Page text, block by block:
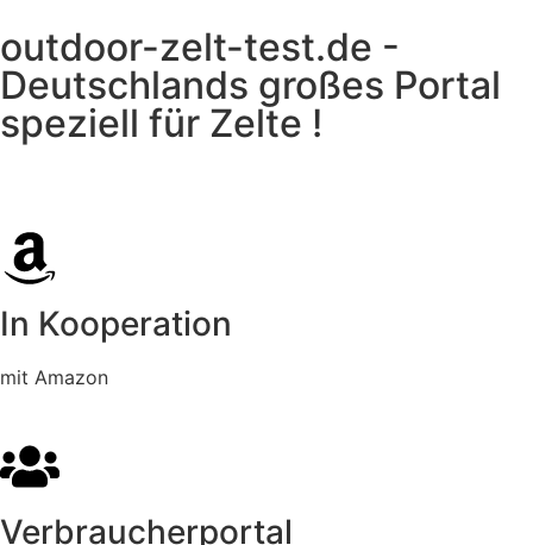
outdoor-zelt-test.de -
Deutschlands großes Portal
speziell für Zelte !
In Kooperation
mit Amazon
Verbraucherportal